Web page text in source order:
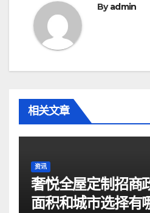
Byadmin
相关文章
资讯
奢悦全屋定制招商
面积和城市选择有